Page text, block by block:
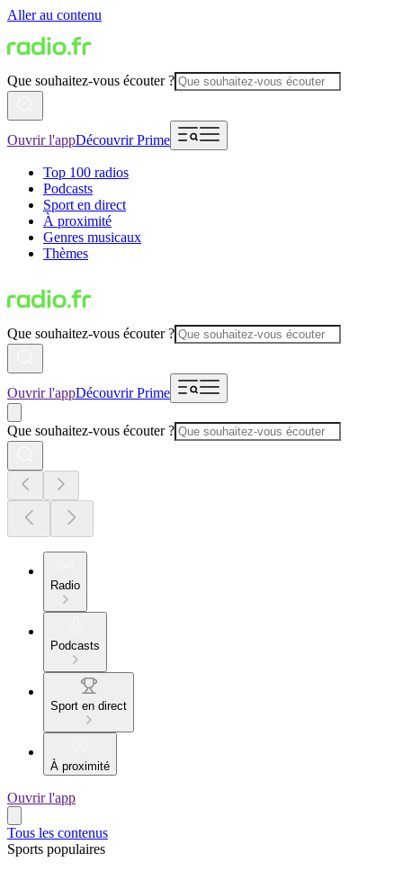
Aller au contenu
Que souhaitez-vous écouter ?
Ouvrir l'appDécouvrir Prime
Top 100 radios
Podcasts
Sport en direct
À proximité
Genres musicaux
Thèmes
Que souhaitez-vous écouter ?
Ouvrir l'appDécouvrir Prime
Que souhaitez-vous écouter ?
Radio
Podcasts
Sport en direct
À proximité
Ouvrir l'app
Tous les contenus
Sports populaires